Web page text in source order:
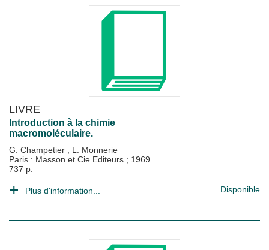
LIVRE
Introduction à la chimie
macromoléculaire.
G. Champetier ; L. Monnerie
Paris : Masson et Cie Editeurs ; 1969
737 p.
Plus d'information... Disponible